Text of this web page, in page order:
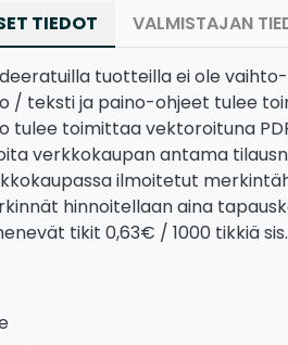
TIEDOT VALMISTAJAN
tuotteilla ei ole
/ teksti ja paino-ohjeet tulee
tulee toimittaa vektoroituna
verkkokaupan antama
ilmoitetut
hinnoitellaan aina
tikit 0,63€ / 1000 tikkiä sis.